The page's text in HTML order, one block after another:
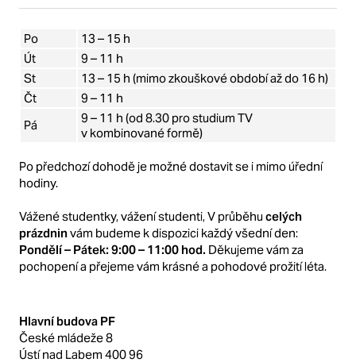
Po
13 – 15 h
Út
9 – 11 h
St
13 – 15 h (mimo zkouškové období až do 16 h)
Čt
9 – 11 h
Pá
9 – 11 h (od 8.30 pro studium TV
v kombinované formě)
Po předchozí dohodě je možné dostavit se i mimo úřední
hodiny.
Vážené studentky, vážení studenti, V průběhu celých
prázdninvám budeme k dispozici každý všední den:
Pondělí – Pátek: 9:00 – 11:00 hod. Děkujeme vám za
pochopení a přejeme vám krásné a pohodové prožití léta.
Hlavní budova PF
České mládeže 8
Ústí nad Labem 400 96